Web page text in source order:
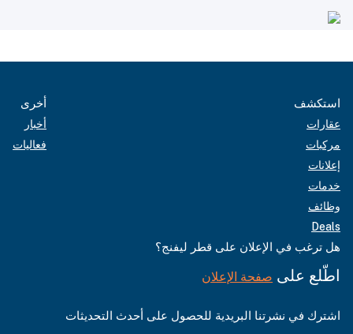
استكشف
عقارات
مركبات
إعلانات
خدمات
وظائف
Deals
أخرى
أخبار
فعاليات
هل ترغب في الإعلان على قطر ليفنج؟
اطّلع على صفحة الإعلان
اشترك في نشرتنا البريدية للحصول على أحدث التحديثات